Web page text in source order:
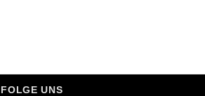
FOLGE UNS